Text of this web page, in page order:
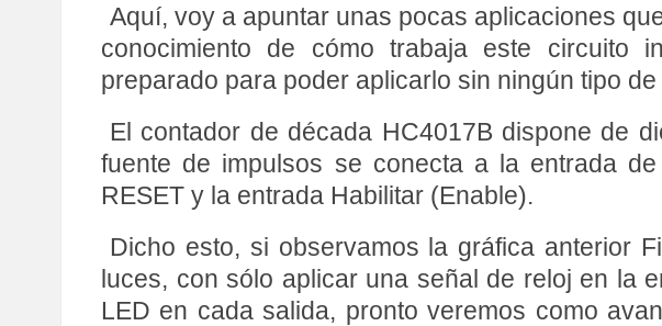
Aquí, voy a apuntar unas pocas aplicaciones
conocimiento de cómo trabaja este circuito
preparado para poder aplicarlo sin ningún tipo
El contador de década HC4017B dispone de
fuente de impulsos se conecta a la entrada
RESET y la entrada Habilitar (Enable).
Dicho esto, si observamos la gráfica anterior
luces, con sólo aplicar una señal de reloj en la
LED en cada salida, pronto veremos como